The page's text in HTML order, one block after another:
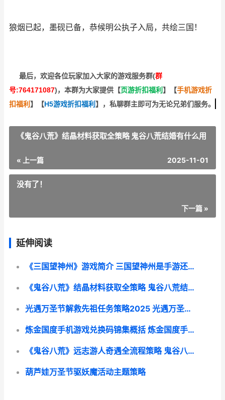
狼烟已起，墨砚已备，恭候明公执子入局，共绘三国！
最后，欢迎各位玩家加入大家的游戏服务群(群
号:764171087)，本群为大家提供【页游折扣福利 】 【手机游戏折
扣福利 】 【H5游戏折扣福利 】 ，私聊群主即可为无论兄弟们服务。
《鬼谷八荒》结晶材料获取全策略 鬼谷八荒结婚有什么用
« 上一篇 2025-11-01
没有了！
下一篇 »
延伸阅读
《三国望神州》游戏简介 三国望神州是手游还是端游
《鬼谷八荒》结晶材料获取全策略 鬼谷八荒结婚有什么用
光遇万圣节解救先祖任务策略2025 光遇万圣节攻略2021
炼金国度手机游戏兑换码锦集概括 炼金国度手机游戏怎么玩
《鬼谷八荒》远志游人奇遇全流程策略 鬼谷八荒 远游
葫芦娃万圣节驱妖魔活动主题策略